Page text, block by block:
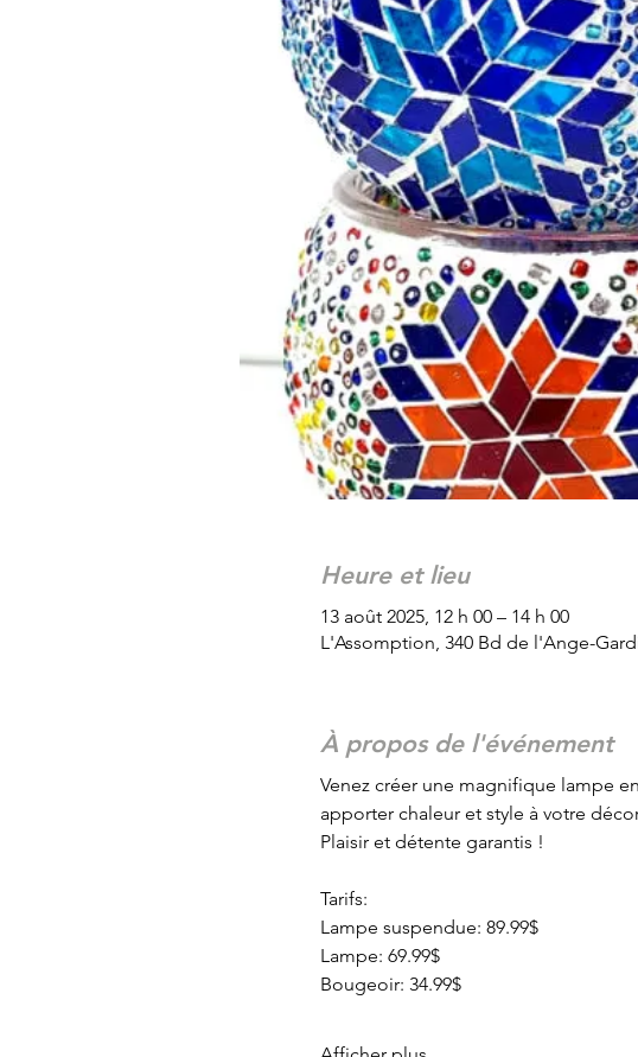
Heure et lieu
13 août 2025, 12 h 00 – 14 h 00
L'Assomption, 340 Bd de l'Ange-
À propos de l'événement
Venez créer une magnifique lampe
apporter chaleur et style à votre
Plaisir et détente garantis !
Tarifs:
Lampe suspendue: 89.99$
Lampe: 69.99$
Bougeoir: 34.99$